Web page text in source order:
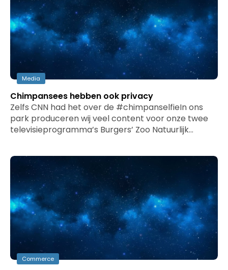
Media
Chimpansees hebben ook privacy
Zelfs CNN had het over de #chimpanselfieIn ons
park produceren wij veel content voor onze twee
televisieprogramma’s Burgers’ Zoo Natuurlijk…
Commerce